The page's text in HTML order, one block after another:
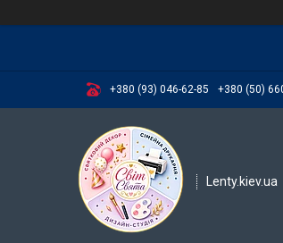
+380 (93) 046-62-85 +380 (50)
Lenty.kiev.ua